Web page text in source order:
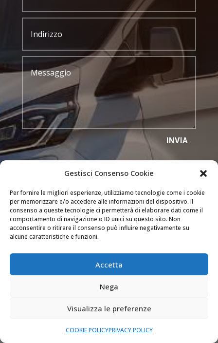
Gestisci Consenso Cookie
Per fornire le migliori esperienze, utilizziamo tecnologie come i cookie
per memorizzare e/o accedere alle informazioni del dispositivo. Il
consenso a queste tecnologie ci permetterà di elaborare dati come il
comportamento di navigazione o ID unici su questo sito. Non
acconsentire o ritirare il consenso può influire negativamente su
alcune caratteristiche e funzioni.
Accetta
Nega
Visualizza le preferenze
COOKIE POLICYPRIVACY POLICY
INVIA
DOVE OPERIAMO
Siamo attivi a Milano, Como, Bergamo (e nei
comuni delle loro province) e Monza e Brianza.
 SEMPRE APERTI
su 24 tutti i giorni dell’anno.
PREVENTIVI GRATUITI
Richiedi un preventivo dettagliato senza